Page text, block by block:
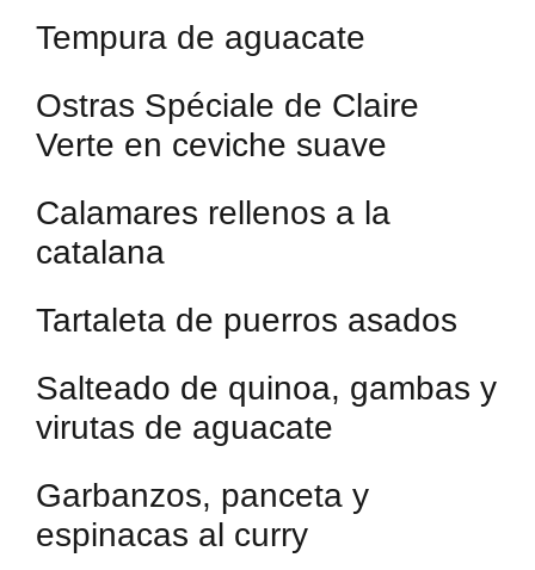
Tempura de aguacate
Ostras Spéciale de Claire
Verte en ceviche suave
Calamares rellenos a la
catalana
Tartaleta de puerros asados
Salteado de quinoa, gambas y
virutas de aguacate
Garbanzos, panceta y
espinacas al curry